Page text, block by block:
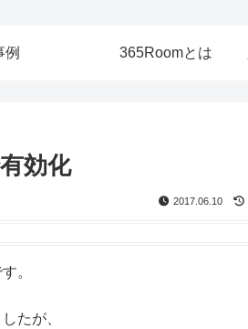
例 365Roomとは
効化
2017.06.10
。
たが、